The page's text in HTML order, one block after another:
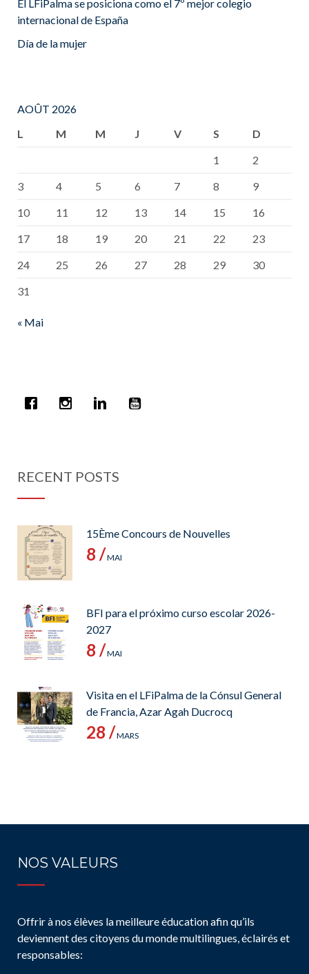
El LFiPalma se posiciona como el 7º mejor colegio
internacional de España
Día de la mujer
AOÛT 2026
L
M M J V S
D
1
2
3
4 5 6 7 8
9
10
11 12 13 14 15
16
17
18 19 20 21 22
23
24
25 26 27 28 29
30
31
« Mai
RECENT POSTS
15Ème Concours de Nouvelles
8 /MAI
BFI para el próximo curso escolar 2026-
2027
8 /MAI
Visita en el LFiPalma de la Cónsul General
de Francia, Azar Agah Ducrocq
28 /MARS
NOS VALEURS
Offrir à nos élèves la meilleure éducation afin qu’ils
deviennent des citoyens du monde multilingues, éclairés et
responsables: